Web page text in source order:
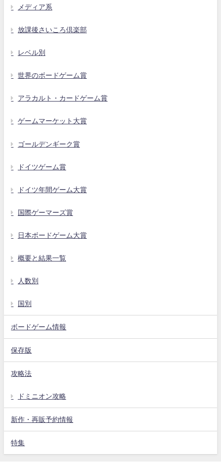
メディア系
放課後さいころ倶楽部
レベル別
世界のボードゲーム賞
アラカルト・カードゲーム賞
ゲームマーケット大賞
ゴールデンギーク賞
ドイツゲーム賞
ドイツ年間ゲーム大賞
国際ゲーマーズ賞
日本ボードゲーム大賞
概要と結果一覧
人数別
国別
ボードゲーム情報
保存版
攻略法
ドミニオン攻略
新作・再販予約情報
特集